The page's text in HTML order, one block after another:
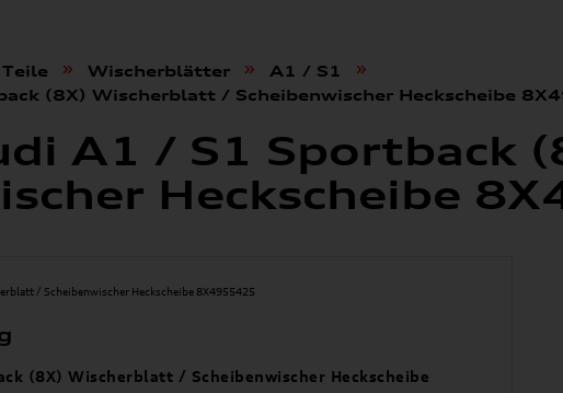
» Wischerblätter » A1 / S1 »
(8X) Wischerblatt / Scheibenwischer Heckscheibe
A1 / S1 Sportback
Heckscheibe
(8X) Wischerblatt / Scheibenwischer Heckscheibe